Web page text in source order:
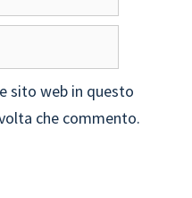
sito web in questo
che commento.